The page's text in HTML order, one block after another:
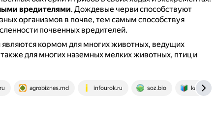
вредителями. Дождевые черви способствуют
организмов в почве, тем самым способствуя
почвенных вредителей.
кормом для многих животных, ведущих
для многих наземных мелких животных, птиц и
agrobiznes.md infourok.ru soz.bio kartaslov.ru